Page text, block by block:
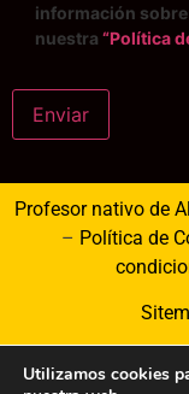
información
nuestra “Política
Enviar
Profesor nativo de
– Política de
Utilizamos cookies